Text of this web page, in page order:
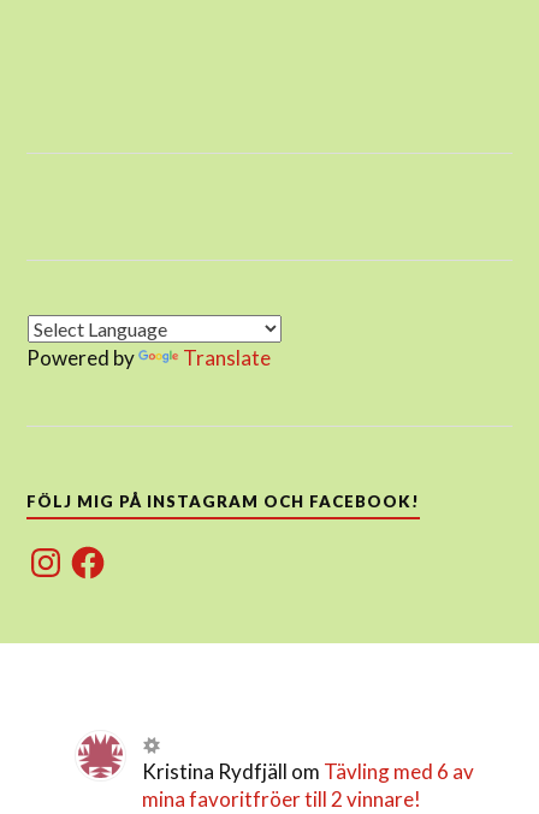
Powered by Translate
FÖLJ MIG PÅ INSTAGRAM OCH FACEBOOK!
InstagramFacebook
Kristina Rydfjäll om Tävling med 6 av
mina favoritfröer till 2 vinnare!